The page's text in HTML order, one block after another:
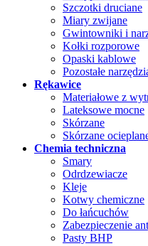
Szczotki druciane
Miary zwijane
Gwintowniki i
Kołki rozporowe
Opaski kablowe
Pozostałe
Rękawice
Materiałowe z
Lateksowe mocne
Skórzane
Skórzane
Chemia techniczna
Smary
Odrdzewiacze
Kleje
Kotwy chemiczne
Do łańcuchów
Zabezpieczenie
Pasty BHP